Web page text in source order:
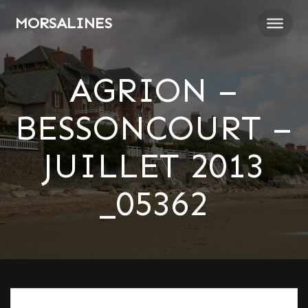
MORSALINES
AGRION –
BESSONCOURT –
JUILLET 2013
_05362